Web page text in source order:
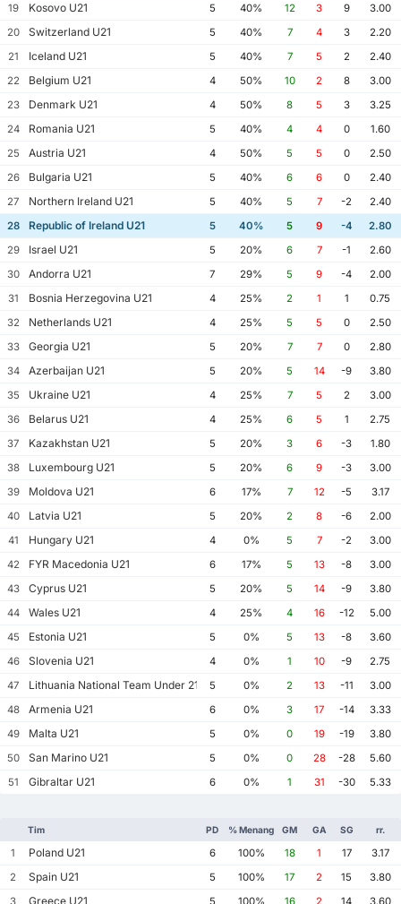
19
Kosovo U21 5 40% 12 3 9
3.00
20
Switzerland U21 5 40% 7 4 3
2.20
21
Iceland U21 5 40% 7 5 2
2.40
22
Belgium U21 4 50% 10 2 8
3.00
23
Denmark U21 4 50% 8 5 3
3.25
24
Romania U21 5 40% 4 4 0
1.60
25
Austria U21 4 50% 5 5 0
2.50
26
Bulgaria U21 5 40% 6 6 0
2.40
27
Northern Ireland U21 5 40% 5 7 -2
2.40
28
Republic of Ireland U21 5 40% 5 9 -4
2.80
29
Israel U21 5 20% 6 7 -1
2.60
30
Andorra U21 7 29% 5 9 -4
2.00
31
Bosnia Herzegovina U21 4 25% 2 1 1
0.75
32
Netherlands U21 4 25% 5 5 0
2.50
33
Georgia U21 5 20% 7 7 0
2.80
34
Azerbaijan U21 5 20% 5 14 -9
3.80
35
Ukraine U21 4 25% 7 5 2
3.00
36
Belarus U21 4 25% 6 5 1
2.75
37
Kazakhstan U21 5 20% 3 6 -3
1.80
38
Luxembourg U21 5 20% 6 9 -3
3.00
39
Moldova U21 6 17% 7 12 -5
3.17
40
Latvia U21 5 20% 2 8 -6
2.00
41
Hungary U21 4 0% 5 7 -2
3.00
42
FYR Macedonia U21 6 17% 5 13 -8
3.00
43
Cyprus U21 5 20% 5 14 -9
3.80
44
Wales U21 4 25% 4 16 -12
5.00
45
Estonia U21 5 0% 5 13 -8
3.60
46
Slovenia U21 4 0% 1 10 -9
2.75
47
Lithuania National Team Under 21 5 0% 2 13 -11
3.00
48
Armenia U21 6 0% 3 17 -14
3.33
49
Malta U21 5 0% 0 19 -19
3.80
50
San Marino U21 5 0% 0 28 -28
5.60
51
Gibraltar U21 6 0% 1 31 -30 5.33
Tim PD % Menang GM GA SG rr.
1 Poland U21 6 100% 18 1 17
3.17
2
Spain U21 5 100% 17 2 15
3.80
3
Greece U21 5 100% 16 2 14
3.60